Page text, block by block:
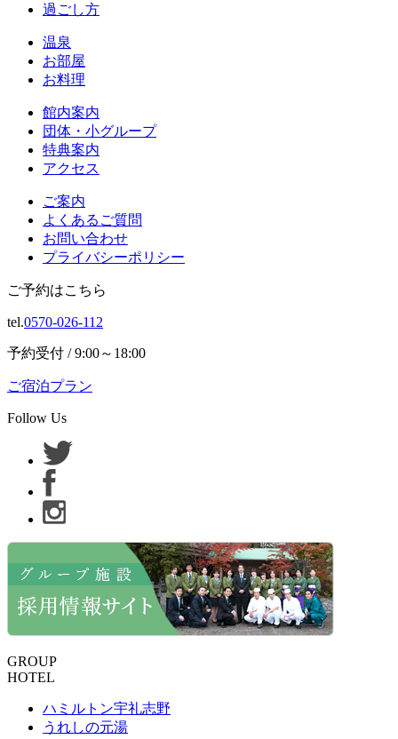
過ごし方
温泉
お部屋
お料理
館内案内
団体・小グループ
特典案内
アクセス
ご案内
よくあるご質問
お問い合わせ
プライバシーポリシー
ご予約はこちら
tel.0570-026-112
予約受付 / 9:00～18:00
ご宿泊プラン
Follow Us
GROUP
HOTEL
ハミルトン宇礼志野
うれしの元湯